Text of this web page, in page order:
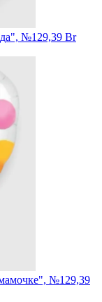
№1 29,39 Br
№1 29,39